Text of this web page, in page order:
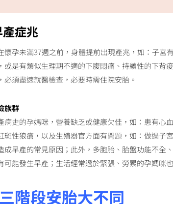
症兆
懷孕未滿37週之前，身體提前出現產兆，如：子宮
或是有類似生理期不適的下腹悶痛、持續性的下背
必須盡速就醫檢查，必要時需住院安胎。
族群
病史的孕媽咪，營養缺乏或健康欠佳，如：患有心
斑性狼瘡，以及生殖器官方面有問題，如：做過子
成早產的常見原因；此外，多胞胎、胎盤功能不全
可能發生早產；生活經常過於緊張、勞累的孕媽咪
階段安胎大不同